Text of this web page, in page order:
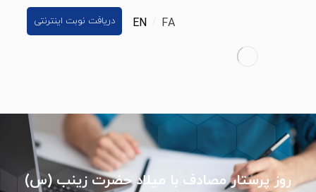
دریافت نوبت اینترنتی EN FA
روز پرستار مصادف با میلاد حضرت زینب (س)